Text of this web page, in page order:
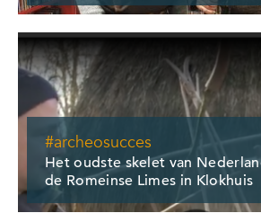
#archeosucces
Het oudste skelet van
de Romeinse Limes in Klokhuis